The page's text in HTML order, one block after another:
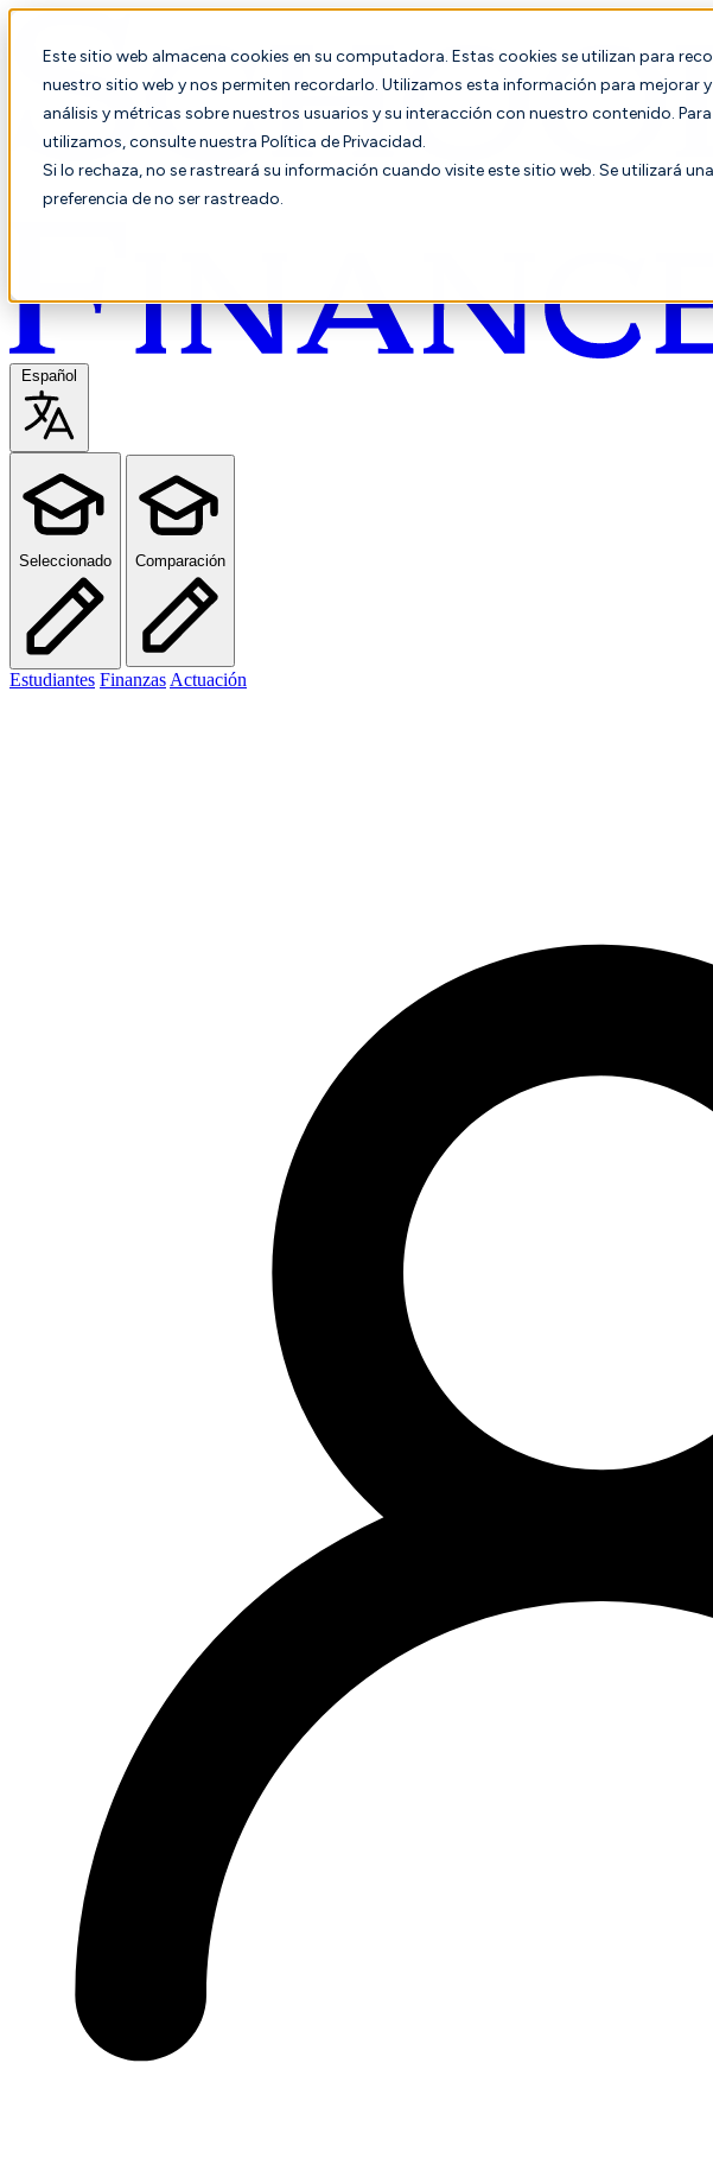
Este sitio web almacena cookies en su computadora. Estas cookies se utilizan para
nuestro sitio web y nos permiten recordarlo. Utilizamos esta información para mejorar
análisis y métricas sobre nuestros usuarios y su interacción con nuestro contenido.
utilizamos, consulte nuestra Política de Privacidad.
Si lo rechaza, no se rastreará su información cuando visite este sitio web. Se utilizará
preferencia de no ser rastreado.
Español
Seleccionado Comparación
Estudiantes Finanzas Actuación